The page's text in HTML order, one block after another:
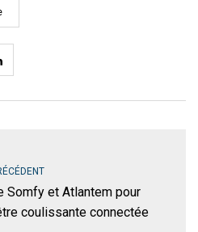
Somfy et Atlantem pour
coulissante connectée